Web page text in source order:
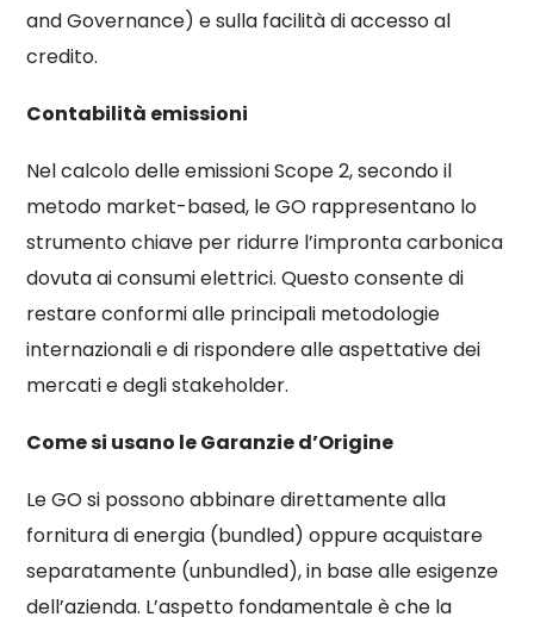
and Governance) e sulla facilità di accesso al
credito.
Contabilità emissioni
Nel calcolo delle emissioni Scope 2, secondo il
metodo market-based, le GO rappresentano lo
strumento chiave per ridurre l’impronta carbonica
dovuta ai consumi elettrici. Questo consente di
restare conformi alle principali metodologie
internazionali e di rispondere alle aspettative dei
mercati e degli stakeholder.
Come si usano le Garanzie d’Origine
Le GO si possono abbinare direttamente alla
fornitura di energia (bundled) oppure acquistare
separatamente (unbundled), in base alle esigenze
dell’azienda. L’aspetto fondamentale è che la